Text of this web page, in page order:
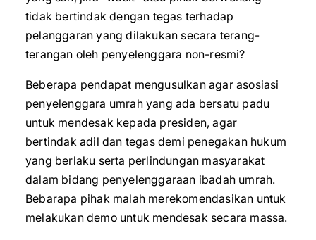
tidak bertindak dengan tegas terhadap
pelanggaran yang dilakukan secara terang-
terangan oleh penyelenggara non-resmi?
Beberapa pendapat mengusulkan agar asosiasi
penyelenggara umrah yang ada bersatu padu
untuk mendesak kepada presiden, agar
bertindak adil dan tegas demi penegakan hukum
yang berlaku serta perlindungan masyarakat
dalam bidang penyelenggaraan ibadah umrah.
Bebarapa pihak malah merekomendasikan untuk
melakukan demo untuk mendesak secara massa.